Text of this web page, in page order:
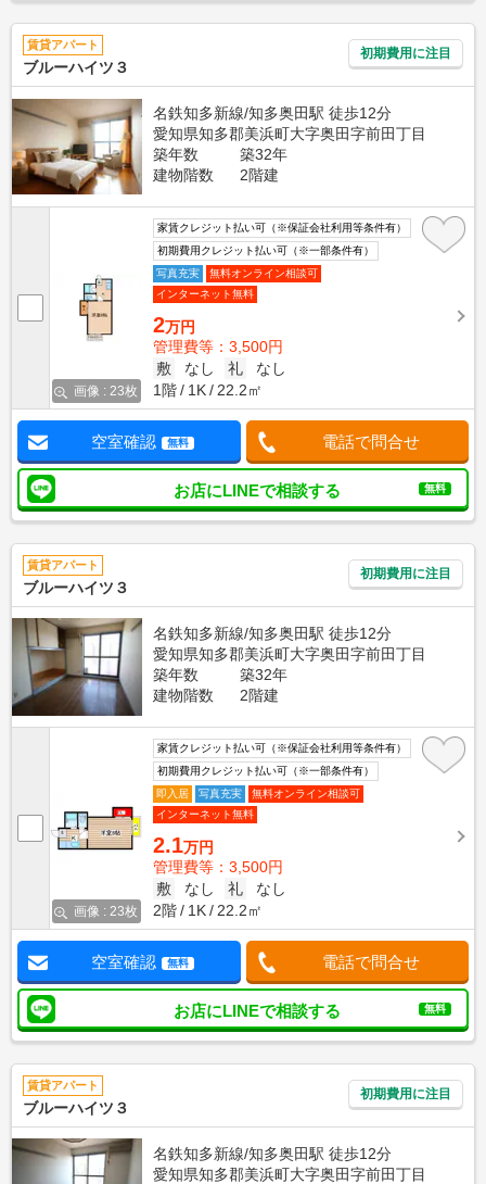
賃貸アパート
ブルーハイツ３
初期費用に注目
名鉄知多新線/知多奥田駅 徒歩12分
愛知県知多郡美浜町大字奥田字前田丁目
築年数
築32年
建物階数
2階建
画像 : 23枚
家賃クレジット払い可（※保証会社利用等条件有）
初期費用クレジット払い可（※一部条件有）
写真充実
無料オンライン相談可
インターネット無料
2万円
管理費等：3,500円
敷
なし 礼
なし
1階
1K 22.2㎡
空室確認 無料 電話で問合せ
お店にLINEで相談する 無料
賃貸アパート
ブルーハイツ３
初期費用に注目
名鉄知多新線/知多奥田駅 徒歩12分
愛知県知多郡美浜町大字奥田字前田丁目
築年数
築32年
建物階数
2階建
画像 : 23枚
家賃クレジット払い可（※保証会社利用等条件有）
初期費用クレジット払い可（※一部条件有）
即入居
写真充実
無料オンライン相談可
インターネット無料
2.1万円
管理費等：3,500円
敷
なし 礼
なし
2階
1K 22.2㎡
空室確認 無料 電話で問合せ
お店にLINEで相談する 無料
賃貸アパート
ブルーハイツ３
初期費用に注目
名鉄知多新線/知多奥田駅 徒歩12分
愛知県知多郡美浜町大字奥田字前田丁目